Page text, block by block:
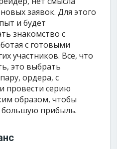
заявок. Для этого
и будет
знакомство с
с готовыми
участников. Все, что
это выбрать
ордера, с
провести серию
образом, чтобы
большую прибыль.